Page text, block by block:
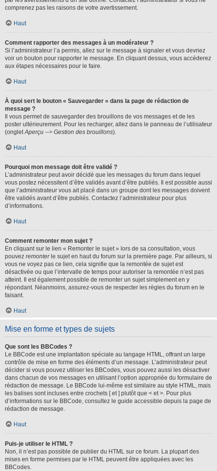
comprenez pas les raisons de votre avertissement.
Haut
Comment rapporter des messages à un modérateur ?
Si l’administrateur l’a permis, allez sur le message à signaler et vous devriez
voir un bouton pour rapporter le message. En cliquant dessus, vous accéderez
aux étapes nécessaires pour le faire.
Haut
À quoi sert le bouton « Sauvegarder » dans la page de rédaction de
message ?
Il vous permet de sauvegarder des brouillons de vos messages et de les
poster ultérieurement. Pour les recharger, allez dans le panneau de l’utilisateur
(ongletAperçu --> Gestion des brouillons).
Haut
Pourquoi mon message doit être validé ?
L’administrateur peut avoir décidé que les messages du forum dans lequel
vous postez nécessitent d’être validés avant d’être publiés. Il est possible aussi
que l’administrateur vous ait placé dans un groupe dont les messages doivent
être validés avant d’être publiés. Contactez l’administrateur pour plus
d’informations.
Haut
Comment remonter mon sujet ?
En cliquant sur le lien « Remonter le sujet » lors de sa consultation, vous
pouvez remonterle sujet en haut du forum sur la première page. Par ailleurs, si
vous ne voyez pas ce lien, cela signifie que la remontée de sujet est
désactivée ou que l’intervalle de temps pour autoriser la remontée n’est pas
atteint. Il est également possible de remonter un sujet simplement en y
répondant. Néanmoins, assurez-vous de respecter les règles du forum en le
faisant.
Haut
Mise en forme et types de sujets
Que sont les BBCodes ?
Le BBCode est une implantation spéciale au langage HTML, offrant un large
contrôle de mise en forme des éléments d’un message. L’administrateur peut
décider si vous pouvez utiliser les BBCodes, vous pouvez aussi les désactiver
dans chacun de vos messages en utilisant l’option appropriée du formulaire de
rédaction de message. Le BBCode lui-même est similaire au style HTML, mais
les balises sont incluses entre crochets [ et ] plutôt que < et >. Pour plus
d’informations sur le BBCode, consultez le guide accessible depuis la page de
rédaction de message.
Haut
Puis-je utiliser le HTML ?
Non, il n’est pas possible de publier du HTML sur ce forum. La plupart des
mises en forme permises par le HTML peuvent être appliquées avec les
BBCodes.